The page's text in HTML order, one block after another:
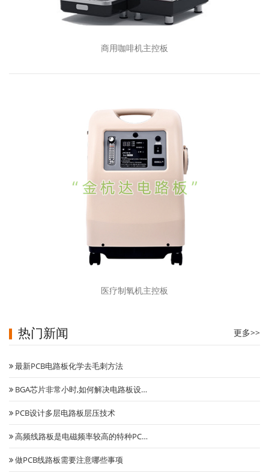
商用咖啡机主控板
医疗制氧机主控板
热门新闻 更多>>
最新PCB电路板化学去毛刺方法
BGA芯片非常小时,如何解决电路板设…
PCB设计多层电路板层压技术
高频线路板是电磁频率较高的特种PC…
做PCB线路板需要注意哪些事项